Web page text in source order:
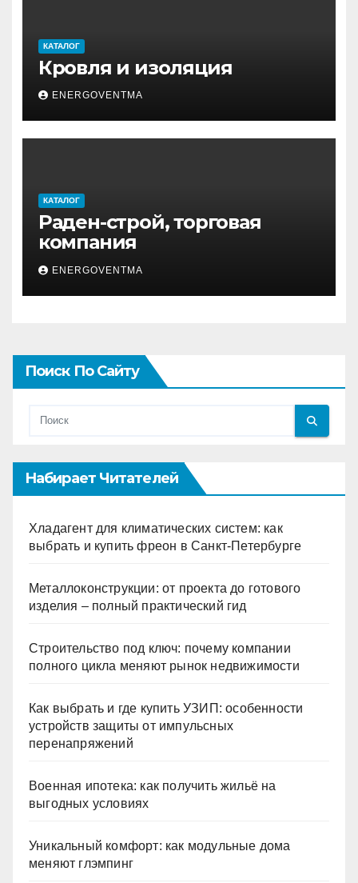
КАТАЛОГ
Кровля и изоляция
ENERGOVENTMA
КАТАЛОГ
Раден-строй, торговая
компания
ENERGOVENTMA
Поиск По Сайту
Набирает Читателей
Хладагент для климатических систем: как
выбрать и купить фреон в Санкт-Петербурге
Металлоконструкции: от проекта до готового
изделия – полный практический гид
Строительство под ключ: почему компании
полного цикла меняют рынок недвижимости
Как выбрать и где купить УЗИП: особенности
устройств защиты от импульсных
перенапряжений
Военная ипотека: как получить жильё на
выгодных условиях
Уникальный комфорт: как модульные дома
меняют глэмпинг